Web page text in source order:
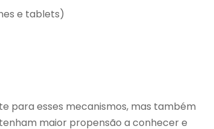
e tablets)
para esses mecanismos, mas também
maior propensão a conhecer e